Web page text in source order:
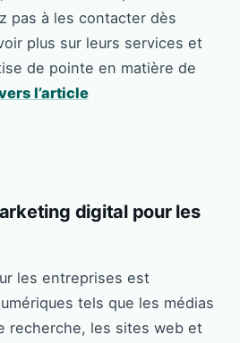
pas à les contacter dès
plus sur leurs services et
de pointe en matière de
l’article
digital pour les
les entreprises est
tels que les médias
recherche, les sites web et